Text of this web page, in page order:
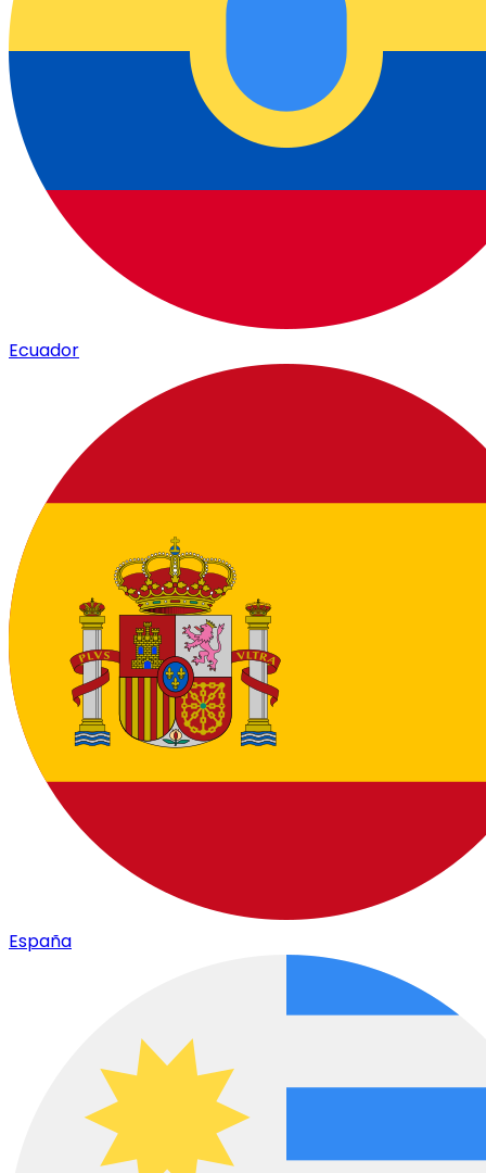
Ecuador
España